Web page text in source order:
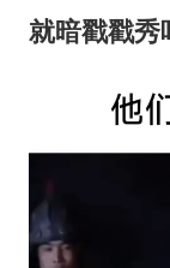
就暗戳戳秀